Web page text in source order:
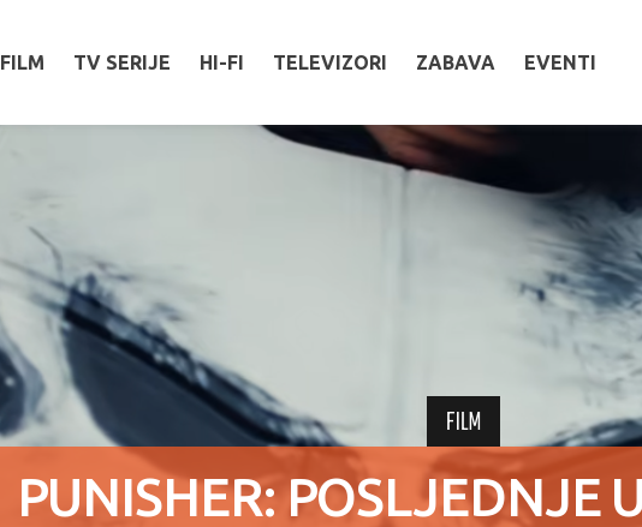
FILM TV SERIJE HI-FI TELEVIZORI ZABAVA EVENTI
FILM
PUNISHER: POSLJEDNJE